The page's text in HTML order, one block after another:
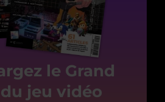
le Grand
jeu vidéo